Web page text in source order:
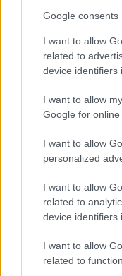
Google consents
I want to allow
related to
device identifiers
I want to allow
Google for
I want to allow
personalized
I want to allow
related to
device identifiers
I want to allow
related to
ολοκληρώθηκε ο
αγώνας αλιείας
κυπρίνου του
Τζούρας»
9 Αυγούστου 2026,
“Τρείς